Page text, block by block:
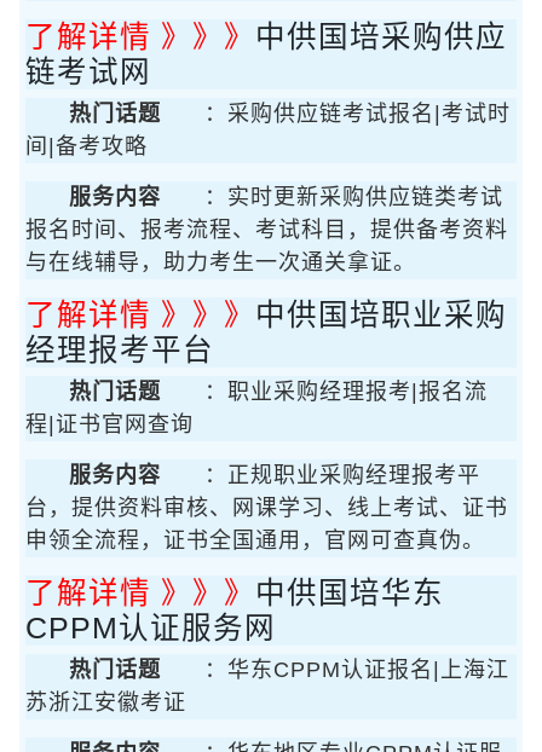
了解详情 》》》 中供国培采购供应
链考试网
热门话题
：采购供应链考试报名|考试时
间|备考攻略
服务内容
：实时更新采购供应链类考试
报名时间、报考流程、考试科目，提供备考资料
与在线辅导，助力考生一次通关拿证。
了解详情 》》》 中供国培职业采购
经理报考平台
热门话题
：职业采购经理报考|报名流
程|证书官网查询
服务内容
：正规职业采购经理报考平
台，提供资料审核、网课学习、线上考试、证书
申领全流程，证书全国通用，官网可查真伪。
了解详情 》》》 中供国培华东
CPPM认证服务网
热门话题
：华东CPPM认证报名|上海江
苏浙江安徽考证